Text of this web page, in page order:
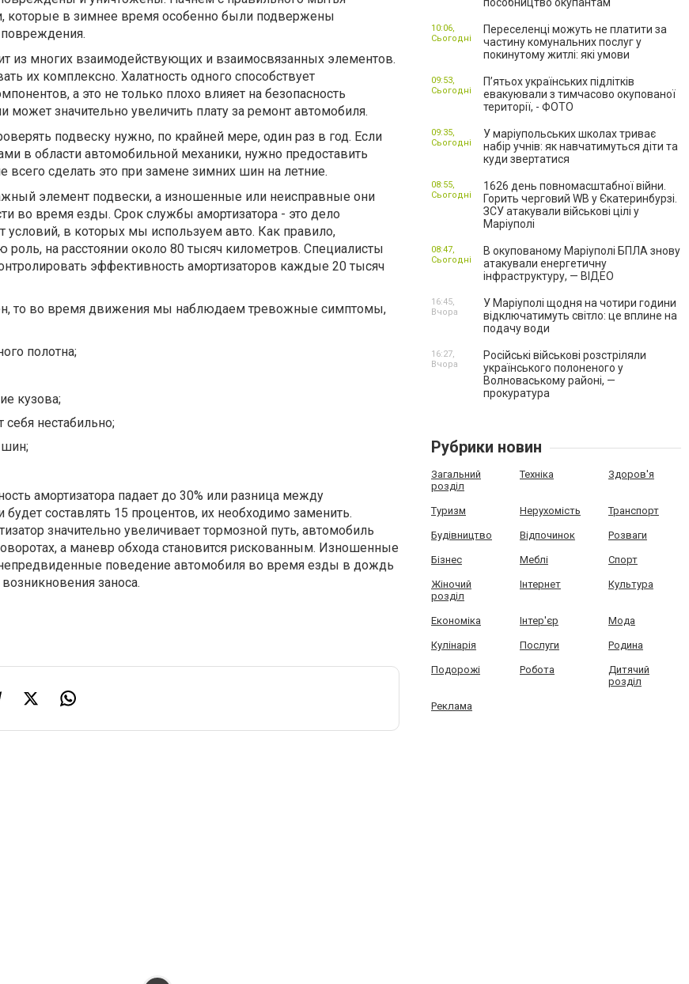
которые в зимнее время особенно были подвержены
из многих взаимодействующих и взаимосвязанных элементов.
их комплексно. Халатность одного способствует
а это не только плохо влияет на безопасность
может значительно увеличить плату за ремонт автомобиля.
подвеску нужно, по крайней мере, один раз в год. Если
в области автомобильной механики, нужно предоставить
всего сделать это при замене зимних шин на летние.
элемент подвески, а изношенные или неисправные они
во время езды. Срок службы амортизатора - это дело
условий, в которых мы используем авто. Как правило,
роль, на расстоянии около 80 тысяч километров. Специалисты
эффективность амортизаторов каждые 20 тысяч
то во время движения мы наблюдаем тревожные симптомы,
полотна;
кузова;
нестабильно;
амортизатора падает до 30% или разница между
составлять 15 процентов, их необходимо заменить.
значительно увеличивает тормозной путь, автомобиль
а маневр обхода становится рискованным. Изношенные
поведение автомобиля во время езды в дождь
заноса.
Переселенці можуть не платити за
частину комунальних послуг у
покинутому житлі: які умови
10:06,
Сьогодні
П’ятьох українських підлітків
евакуювали з тимчасово окупованої
території, - ФОТО
09:53,
Сьогодні
У маріупольських школах триває
набір учнів: як навчатимуться діти та
куди звертатися
09:35,
Сьогодні
1626 день повномасштабної війни.
Горить черговий WB у Єкатеринбурзі.
ЗСУ атакували військові цілі у
Маріуполі
08:55,
Сьогодні
В окупованому Маріуполі БПЛА знову
атакували енергетичну
інфраструктуру, — ВІДЕО
08:47,
Сьогодні
У Маріуполі щодня на чотири години
відключатимуть світло: це вплине на
подачу води
16:45,
Вчора
Російські військові розстріляли
українського полоненого у
Волноваському районі, —
прокуратура
16:27,
Вчора
Рубрики новин
Загальний
розділ
Техніка Здоров'я
Туризм Нерухомість Транспорт
Будівництво Відпочинок Розваги
Бізнес Меблі Спорт
Жіночий
розділ
Інтернет Культура
Економіка Інтер'єр Мода
Кулінарія Послуги Родина
Подорожі Робота
Дитячий
розділ
Реклама